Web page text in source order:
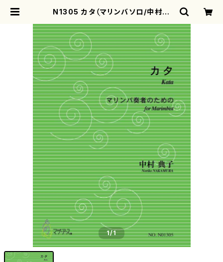
N1305 カタ（マリンバソロ/中村典
1/1